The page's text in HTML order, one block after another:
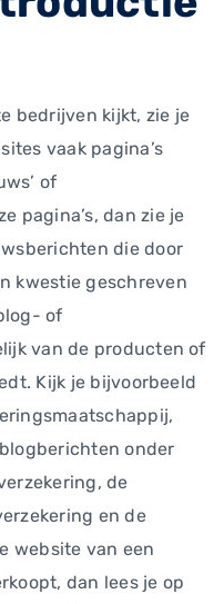
bedrijven kijkt, zie je
vaak pagina’s
of
pagina’s, dan zie je
die door
kwestie geschreven
of
van de producten of
Kijk je bijvoorbeeld
onder
de
en de
website van een
dan lees je op